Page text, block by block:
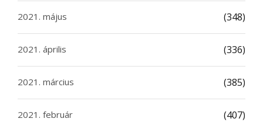
2021. május (348)
2021. április (336)
2021. március (385)
2021. február (407)